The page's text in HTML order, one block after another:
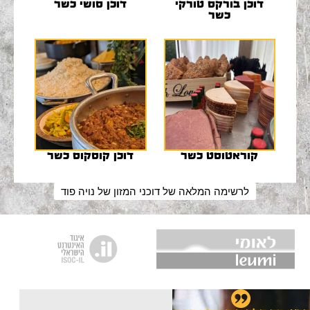
דוכן בורקס טורקי
כשר
דוכן סושי כשר
קוראטוסט כשר דוכן קוסקוס כשר
לרשימה המלאה של דוכני המזון של נויה פוד